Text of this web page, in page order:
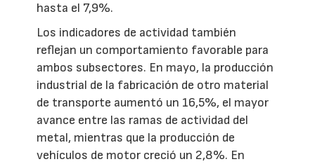
hasta el 7,9%.
Los indicadores de actividad también
reflejan un comportamiento favorable para
ambos subsectores. En mayo, la producción
industrial de la fabricación de otro material
de transporte aumentó un 16,5%, el mayor
avance entre las ramas de actividad del
metal, mientras que la producción de
vehículos de motor creció un 2,8%. En